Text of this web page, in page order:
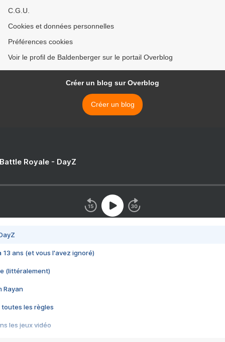
C.G.U.
Cookies et données personnelles
Préférences cookies
Voir le profil de Baldenberger sur le portail Overblog
Créer un blog sur Overblog
Créer un blog
Royale - DayZ
13 ans (et vous l'avez ignoré)
(littéralement)
Rayan
toutes les règles
les jeux vidéo